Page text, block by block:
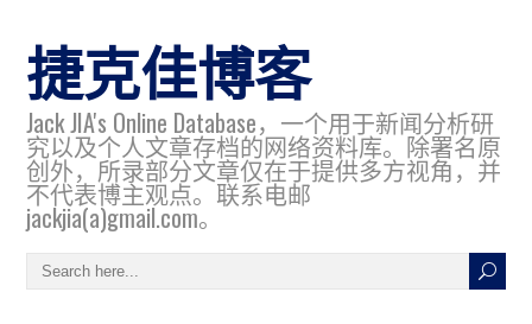
捷克佳博客
Jack JIA's Online Database，一个用于新闻分析研
究以及个人文章存档的网络资料库。除署名原
创外，所录部分文章仅在于提供多方视角，并
不代表博主观点。联系电邮
jackjia(a)gmail.com。